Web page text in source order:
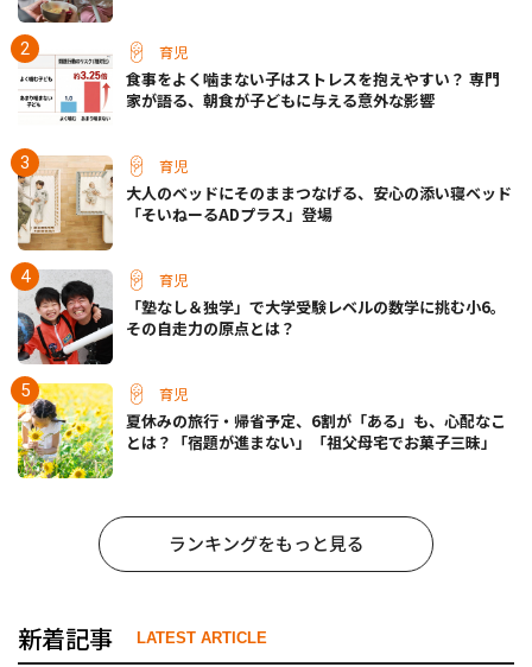
育児
食事をよく噛まない子はストレスを抱えやすい？ 専門
家が語る、朝食が子どもに与える意外な影響
育児
大人のベッドにそのままつなげる、安心の添い寝ベッド
「そいねーるADプラス」登場
育児
「塾なし＆独学」で大学受験レベルの数学に挑む小6。
その自走力の原点とは？
育児
夏休みの旅行・帰省予定、6割が「ある」も、心配なこ
とは？「宿題が進まない」「祖父母宅でお菓子三昧」
ランキングをもっと見る
新着記事 LATEST ARTICLE